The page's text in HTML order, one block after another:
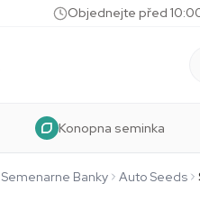
Objednejte před
Konopna seminka
Semenarne Banky Auto Seeds